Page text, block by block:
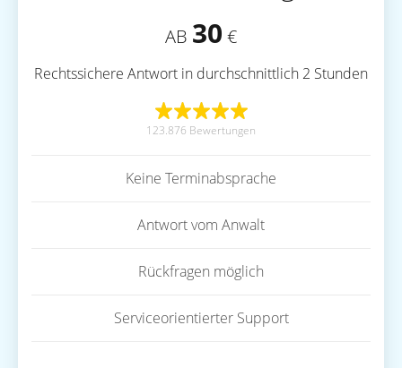
AB 30 €
Rechtssichere Antwort in durchschnittlich 2 Stunden
123.876 Bewertungen
Keine Terminabsprache
Antwort vom Anwalt
Rückfragen möglich
Serviceorientierter Support